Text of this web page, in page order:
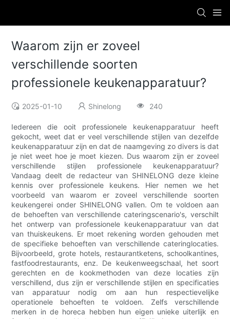
Waarom zijn er zoveel
verschillende soorten
professionele keukenapparatuur?
2025-01-10 Shinelong 240
Iedereen die ooit professionele keukenapparatuur heeft
gekocht, weet dat er veel verschillende stijlen van dezelfde
keukenapparatuur zijn en dat de naamgeving zo divers is dat
je niet weet hoe je moet kiezen. Dus waarom zijn er zoveel
verschillende stijlen professionele keukenapparatuur?
Vandaag deelt de redacteur van SHINELONG deze kleine
kennis over professionele keukens. Hier nemen we het
voorbeeld van waarom er zoveel verschillende soorten
keukengerei onder SHINELONG vallen. Om te voldoen aan
de behoeften van verschillende cateringscenario's, verschilt
het ontwerp van professionele keukenapparatuur van dat
van thuiskeukens. Er moet rekening worden gehouden met
de specifieke behoeften van verschillende cateringlocaties.
Bijvoorbeeld, grote hotels, restaurantketens, schoolkantines,
fastfoodrestaurants, enz. De keukenweegschaal, het soort
gerechten en de kookmethoden van deze locaties zijn
verschillend, dus zijn er verschillende stijlen en specificaties
van apparatuur nodig om aan hun respectievelijke
operationele behoeften te voldoen. Zelfs verschillende
merken in de horeca hebben hun eigen unieke uiterlijk en